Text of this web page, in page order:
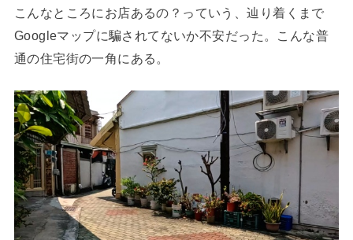
こんなところにお店あるの？っていう、辿り着くまで
Googleマップに騙されてないか不安だった。こんな普
通の住宅街の一角にある。